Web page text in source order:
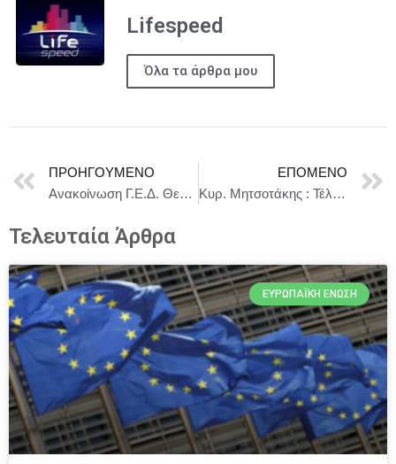
Lifespeed
Όλα τα άρθρα μου
ΠΡΟΗΓΟΎΜΕΝΟ
Ανακοίνωση Γ.Ε.Δ. Θεσσαλίας σχετικά με απαγόρευση κάθε δημόσιας υπαίθριας συνάθροισης από ώρες 08:00 έως 20:00 της Κυριακής 15/6/2025 στην πόλη της Λάρισας
ΕΠΌΜΕΝΟ
Κυρ. Μητσοτάκης : Τέλος στα ταμπού και στις ιδεοληψίες
Τελευταία Άρθρα
ΕΥΡΩΠΑΪΚΉ ΈΝΩΣΗ